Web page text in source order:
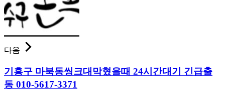
다음
기흥구 마북동씽크대막혔을때 24시간대기 긴급출
동 010-5617-3371